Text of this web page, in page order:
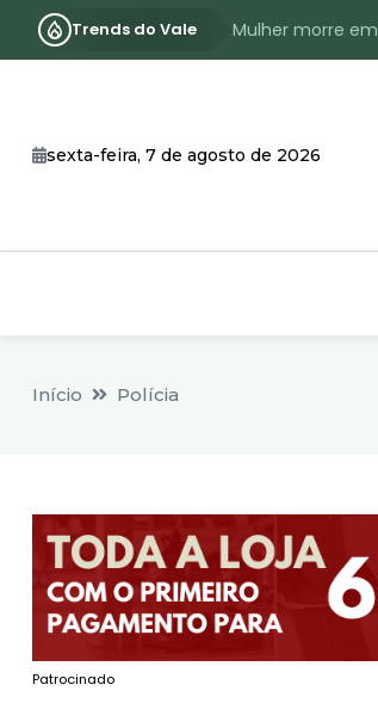
Trends do Vale
Mulher morre
Identificado o
sexta-feira, 7 de agosto de 2026
Início Polícia
Patrocinado